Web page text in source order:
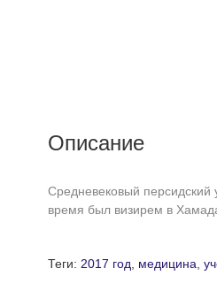
Описание
Средневековый персидский
время был визирем в
Теги: 2017 год медицина